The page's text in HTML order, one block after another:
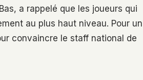
a rappelé que les joueurs qui
au plus haut niveau. Pour un
convaincre le staff national de